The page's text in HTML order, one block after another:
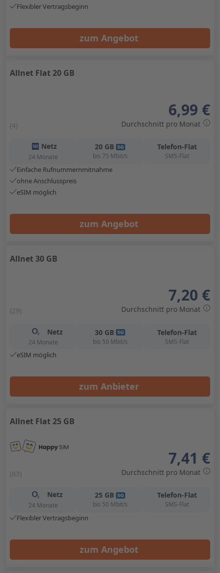
Flexibler Vertragsbeginn
zum Angebot
Allnet Flat 20 GB
(4)
6,99 €
Durchschnitt pro Monat
Netz
24 Monate
20 GB
bis 75 Mbit/s
Telefon-Flat
SMS-Flat
Einfache Rufnummernmitnahme
ohne Anschlusspreis
eSIM möglich
zum Angebot
Allnet 30 GB
(29)
7,20 €
Durchschnitt pro Monat
Netz
24 Monate
30 GB
bis 50 Mbit/s
Telefon-Flat
SMS-Flat
eSIM möglich
zum Anbieter
Allnet Flat 25 GB
(83)
7,41 €
Durchschnitt pro Monat
Netz
24 Monate
25 GB
bis 50 Mbit/s
Telefon-Flat
SMS-Flat
Flexibler Vertragsbeginn
zum Angebot